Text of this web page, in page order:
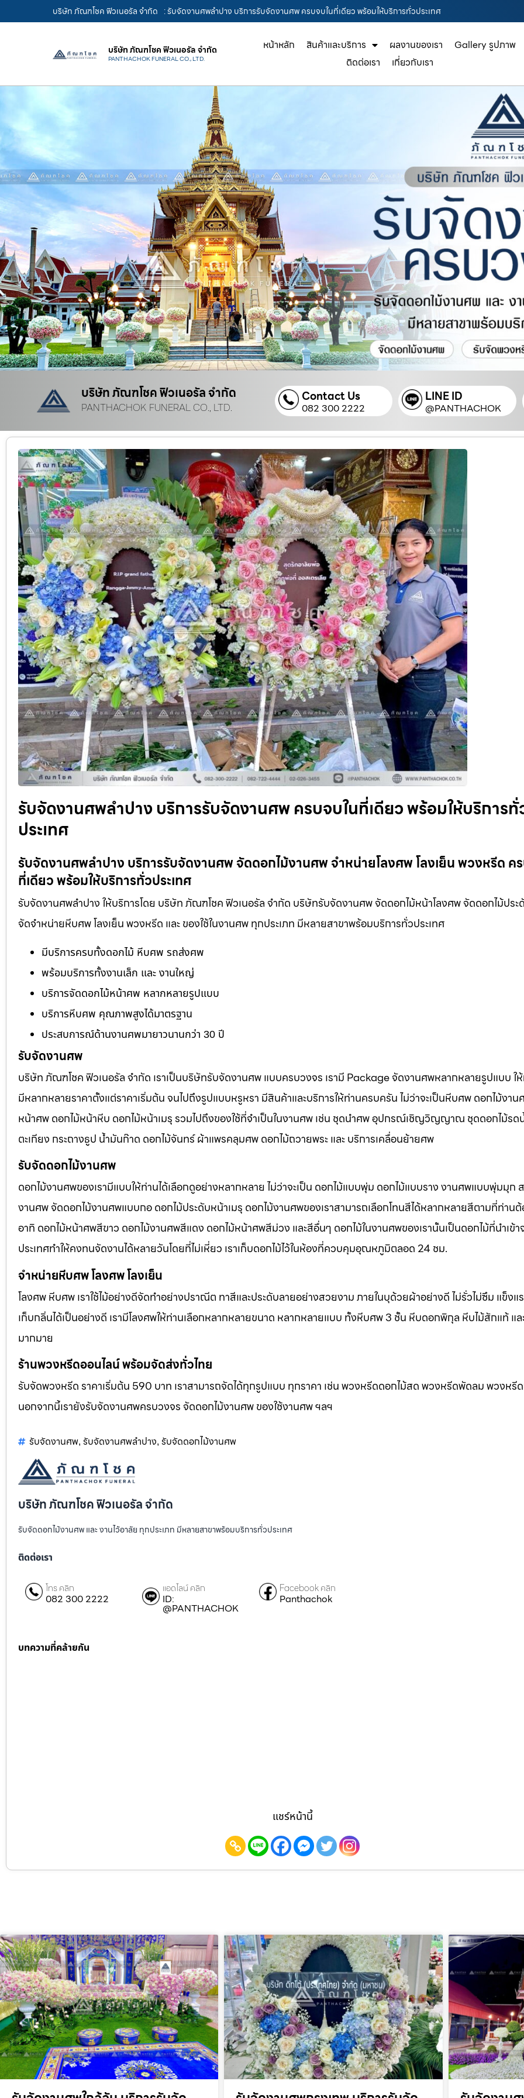
บริษัท ภัณฑโชค ฟิวเนอรัล จำกัด : รับจัดงานศพลำปาง บริการรับจัดงานศพ ครบจบในที่เดียว พร้อมให้บริการทั่วประเทศ
บริษัท ภัณฑโชค ฟิวเนอรัล จำกัด
PANTHACHOK FUNERAL CO., LTD.
หน้าหลัก สินค้าและบริการ ผลงานของเรา
Gallery รูปภาพ
ติดต่อเรา
เกี่ยวกับเรา
บริษัท ภัณฑโชค ฟิวเนอรัล จำกัด
PANTHACHOK FUNERAL CO., LTD.
Contact Us
082 300 2222
LINE ID
@PANTHACHOK
รับจัดงานศพลำปาง บริการรับจัดงานศพ ครบจบในที่เดียว พร้อมให้บริการทั่
ประเทศ
รับจัดงานศพลำปาง บริการรับจัดงานศพ จัดดอกไม้งานศพ จำหน่ายโลงศพ โลงเย็น พวงหรีด ค
ที่เดียว พร้อมให้บริการทั่วประเทศ
รับจัดงานศพลำปาง ให้บริการโดย บริษัท ภัณฑโชค ฟิวเนอรัล จำกัด บริษัทรับจัดงานศพ จัดดอกไม้หน้าโลงศพ จัดดอกไม้ประ
จัดจำหน่ายหีบศพ โลงเย็น พวงหรีด และ ของใช้ในงานศพ ทุกประเภท มีหลายสาขาพร้อมบริการทั่วประเทศ
มีบริการครบทั้งดอกไม้ หีบศพ รถส่งศพ
พร้อมบริการทั้งงานเล็ก และ งานใหญ่
บริการจัดดอกไม้หน้าศพ หลากหลายรูปแบบ
บริการหีบศพ คุณภาพสูงได้มาตรฐาน
ประสบการณ์ด้านงานศพมายาวนานกว่า 30 ปี
รับจัดงานศพ
บริษัท ภัณฑโชค ฟิวเนอรัล จำกัด เราเป็นบริษัทรับจัดงานศพ แบบครบวงจร เรามี Package จัดงานศพหลากหลายรูปแบบ ใ
มีหลากหลายราคาตั้งแต่ราคาเริ่มต้น จนไปถึงรูปแบบหรูหรา มีสินค้าและบริการให้ท่านครบครัน ไม่ว่าจะเป็นหีบศพ ดอกไม้งา
หน้าศพ ดอกไม้หน้าหีบ ดอกไม้หน้าเมรุ รวมไปถึงของใช้ที่จำเป็นในงานศพ เช่น ชุดนำศพ อุปกรณ์เชิญวิญญาณ ชุดดอกไม้รด
ตะเกียง กระถางธูป น้ำมันก๊าด ดอกไม้จันทร์ ผ้าแพรคลุมศพ ดอกไม้ถวายพระ และ บริการเคลื่อนย้ายศพ
รับจัดดอกไม้งานศพ
ดอกไม้งานศพของเรามีแบบให้ท่านได้เลือกดูอย่างหลากหลาย ไม่ว่าจะเป็น ดอกไม้แบบพุ่ม ดอกไม้แบบราง งานศพแบบพุ่มมุก
งานศพ จัดดอกไม้งานศพแบบกอ ดอกไม้ประดับหน้าเมรุ ดอกไม้งานศพของเราสามารถเลือกโทนสีได้หลากหลายสีตามที่ท่าน
อาทิ ดอกไม้หน้าศพสีขาว ดอกไม้งานศพสีแดง ดอกไม้หน้าศพสีม่วง และสีอื่นๆ ดอกไม้ในงานศพของเรานั้นเป็นดอกไม้ที่นำเข้า
ประเทศทำให้คงทนจัดงานได้หลายวันโดยที่ไม่เหี่ยว เราเก็บดอกไม้ไว้ในห้องที่ควบคุมอุณหภูมิตลอด 24 ชม.
จำหน่ายหีบศพ โลงศพ โลงเย็น
โลงศพ หีบศพ เราใช้ไม้อย่างดีจัดทำอย่างปราณีต ทาสีและประดับลายอย่างสวยงาม ภายในบุด้วยผ้าอย่างดี ไม่รั่วไม่ซึม แข็งแ
เก็บกลิ่นได้เป็นอย่างดี เรามีโลงศพให้ท่านเลือกหลากหลายขนาด หลากหลายแบบ ทั้งหีบศพ 3 ชั้น หีบดอกพิกุล หีบไม้สักแท้ แ
มากมาย
ร้านพวงหรีดออนไลน์ พร้อมจัดส่งทั่วไทย
รับจัดพวงหรีด ราคาเริ่มต้น 590 บาท เราสามารถจัดได้ทุกรูปแบบ ทุกราคา เช่น พวงหรีดดอกไม้สด พวงหรีดพัดลม พวงหรี
นอกจากนี้เรายังรับจัดงานศพครบวงจร จัดดอกไม้งานศพ ของใช้งานศพ ฯลฯ
รับจัดงานศพ, รับจัดงานศพลำปาง, รับจัดดอกไม้งานศพ
บริษัท ภัณฑโชค ฟิวเนอรัล จำกัด
รับจัดดอกไม้งานศพ และ งานไว้อาลัย ทุกประเภท มีหลายสาขาพร้อมบริการทั่วประเทศ
ติดต่อเรา
โทร คลิก
082 300 2222
แอดไลน์ คลิก
ID:
@PANTHACHOK
Facebook คลิก
Panthachok
บทความที่คล้ายกัน
แชร์หน้านี้